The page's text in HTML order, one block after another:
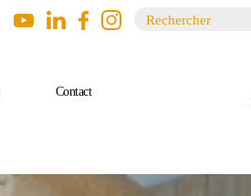
Recherche
Contact